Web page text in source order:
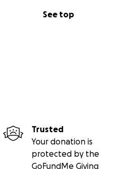
See top
Trusted
Your donation is
protected by the
GoFundMe Giving